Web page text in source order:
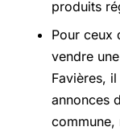
produits
Pour ceux
vendre
Favières,
annonces
commune,